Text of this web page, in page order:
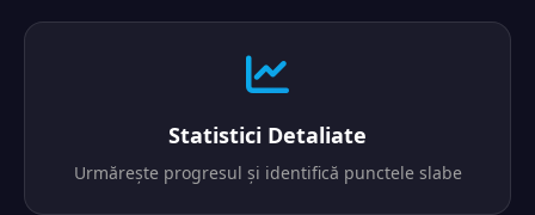
Statistici Detaliate
Urmărește progresul și identifică punctele slabe